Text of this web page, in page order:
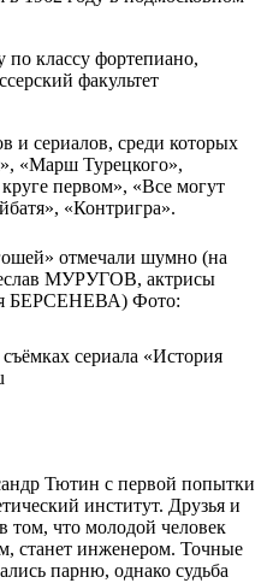
классу фортепиано,
факультет
и сериалов, среди которых
«Марш Турецкого»,
первом», «Все могут
«Контригра».
отмечали шумно (на
МУРУГОВ, актрисы
БЕРСЕНЕВА) Фото:
сериала «История
Тютин с первой попытки
институт. Друзья и
том, что молодой человек
станет инженером. Точные
парню, однако судьба